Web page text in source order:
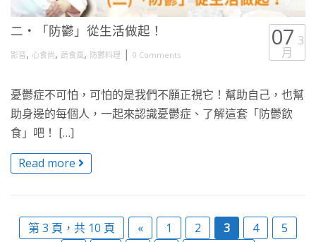
二・「防鬱」從生活做起！
影音, 心食尚, 蔬食風, 防鬱料理 | 0 Comments
07 3
月
憂鬱症不可怕，可怕的是我們不願正視它！幫助自己，也幫
助身邊的每個人，一起來認識憂鬱症、了解這套「防鬱飲
食」吧！ […]
Read more
第 3 頁，共 10 頁 « 1 2 3 4
5